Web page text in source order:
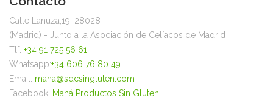
Calle Lanuza,19, 28028
(Madrid) - Junto a la Asociación de Celíacos de Madrid
Tlf: +34 91 725 56 61
Whatsapp:+34 606 76 80 49
Email: mana@sdcsingluten.com
Facebook: Maná Productos Sin Gluten